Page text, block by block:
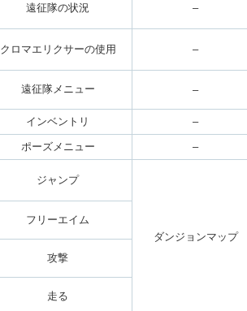
遠征隊の状況 –
クロマエリクサーの使用 –
遠征隊メニュー –
インベントリ –
ポーズメニュー –
ジャンプ
ダンジョンマップ
フリーエイム
攻撃
走る